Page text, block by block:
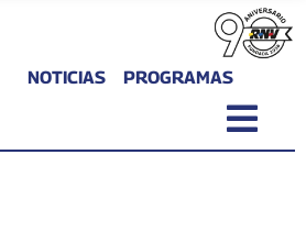
NOTICIAS PROGRAMAS